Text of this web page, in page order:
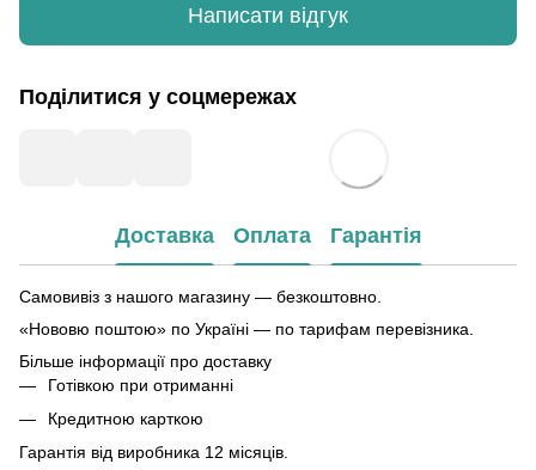
Написати відгук
Поділитися у соцмережах
Доставка Оплата Гарантія
Самовивіз з нашого магазину — безкоштовно.
«Нововю поштою» по Україні — по тарифам перевізника.
Більше інформації про доставку
Готівкою при отриманні
Кредитною карткою
Гарантія від виробника 12 місяців.